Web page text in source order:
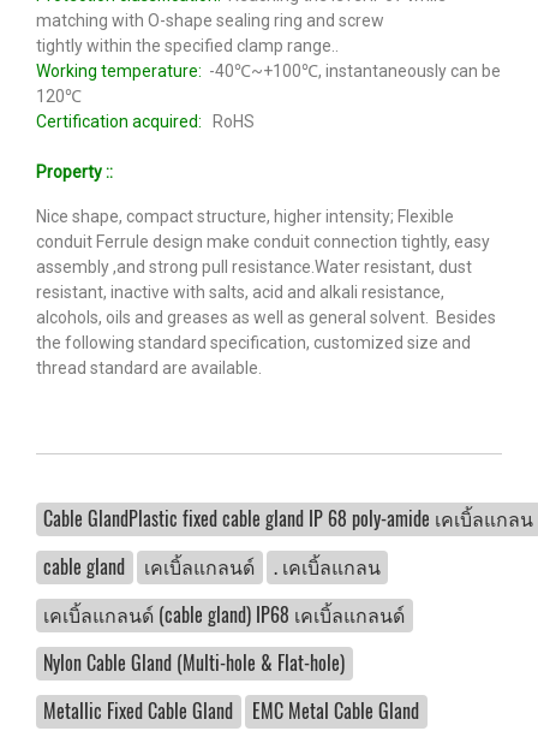
matching with O-shape sealing ring and screw
tightly within the specified clamp range..
Working temperature: -40℃~+100℃, instantaneously can be
120℃
Certification acquired: RoHS
Property ::
Nice shape, compact structure, higher intensity; Flexible
conduit Ferrule design make conduit connection tightly, easy
assembly ,and strong pull resistance.Water resistant, dust
resistant, inactive with salts, acid and alkali resistance,
alcohols, oils and greases as well as general solvent. Besides
the following standard specification, customized size and
thread standard are available.
Cable GlandPlastic fixed cable gland IP 68 poly-amide เคเบิ้ลแกลน
cable gland
เคเบิ้ลแกลนด์
. เคเบิ้ลแกลน
เคเบิ้ลแกลนด์ (cable gland) IP68 เคเบิ้ลแกลนด์
Nylon Cable Gland (Multi-hole & Flat-hole)
Metallic Fixed Cable Gland
EMC Metal Cable Gland